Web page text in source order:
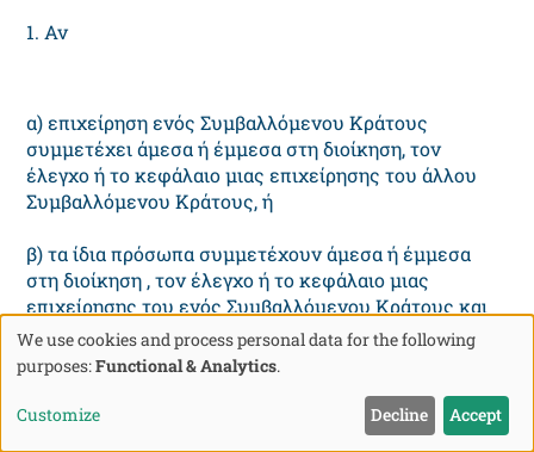
1. Αν
α) επιχείρηση ενός Συμβαλλόμενου Κράτους
συμμετέχει άμεσα ή έμμεσα στη διοίκηση, τον
έλεγχο ή το κεφάλαιο μιας επιχείρησης του άλλου
Συμβαλλόμενου Κράτους, ή
β) τα ίδια πρόσωπα συμμετέχουν άμεσα ή έμμεσα
στη διοίκηση , τον έλεγχο ή το κεφάλαιο μιας
επιχείρησης του ενός Συμβαλλόμενου Κράτους και
μιας επιχείρησης άλλου Συμβαλλόμενου Κράτους,
και σε κάθε μια από τις περιπτώσεις αυτές
επικρατούν ή επιβάλλονται μεταξύ των δύο
επιχειρήσεων στις εμπορικές ή οικονομικές σχέσεις
τους όροι οι οποίοι διαφέρουν από εκείνους που θα
Use
of
personal
We use cookies and process personal data for the following
purposes:Functional & Analytics.
Customize Decline Accept